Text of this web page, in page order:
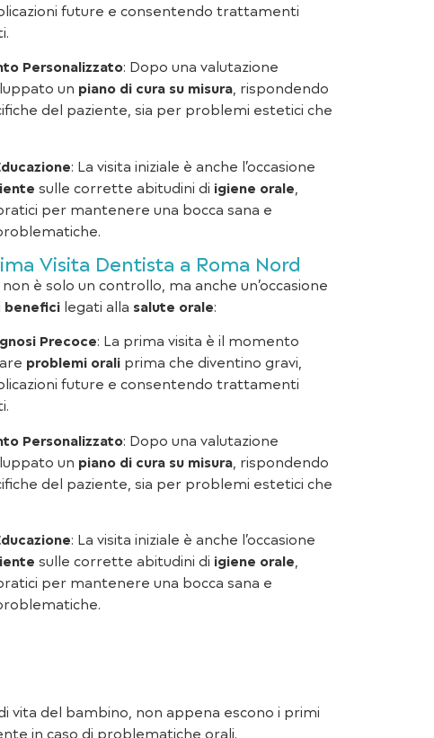
future e consentendo trattamenti
Personalizzato: Dopo una valutazione
un piano di cura su misura, rispondendo
del paziente, sia per problemi estetici che
: La visita iniziale è anche l’occasione
sulle corrette abitudini di igiene orale,
per mantenere una bocca sana e
Visita Dentista a Roma Nord
non è solo un controllo, ma anche un’occasione
benefici legati alla salute orale:
Precoce: La prima visita è il momento
problemi orali prima che diventino gravi,
future e consentendo trattamenti
Personalizzato: Dopo una valutazione
un piano di cura su misura, rispondendo
del paziente, sia per problemi estetici che
: La visita iniziale è anche l’occasione
sulle corrette abitudini di igiene orale,
per mantenere una bocca sana e
vita del bambino, non appena escono i primi